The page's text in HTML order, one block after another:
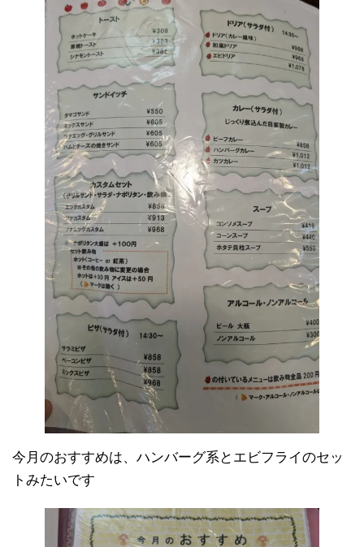
今月のおすすめは、ハンバーグ系とエビフライのセッ
トみたいです